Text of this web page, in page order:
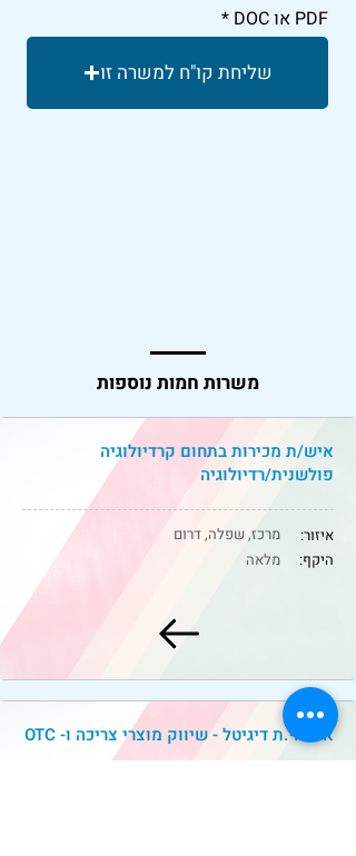
PDF או DOC
שליחת קו"ח למשרה זו
משרות חמות נוספות
איש/ת מכירות בתחום קרדיולוגיה
פולשנית/רדיולוגיה
איזור:
מרכז, שפלה, דרום
היקף:
מלאה
אחראי.ת דיגיטל - שיווק מוצרי צריכה ו- OTC